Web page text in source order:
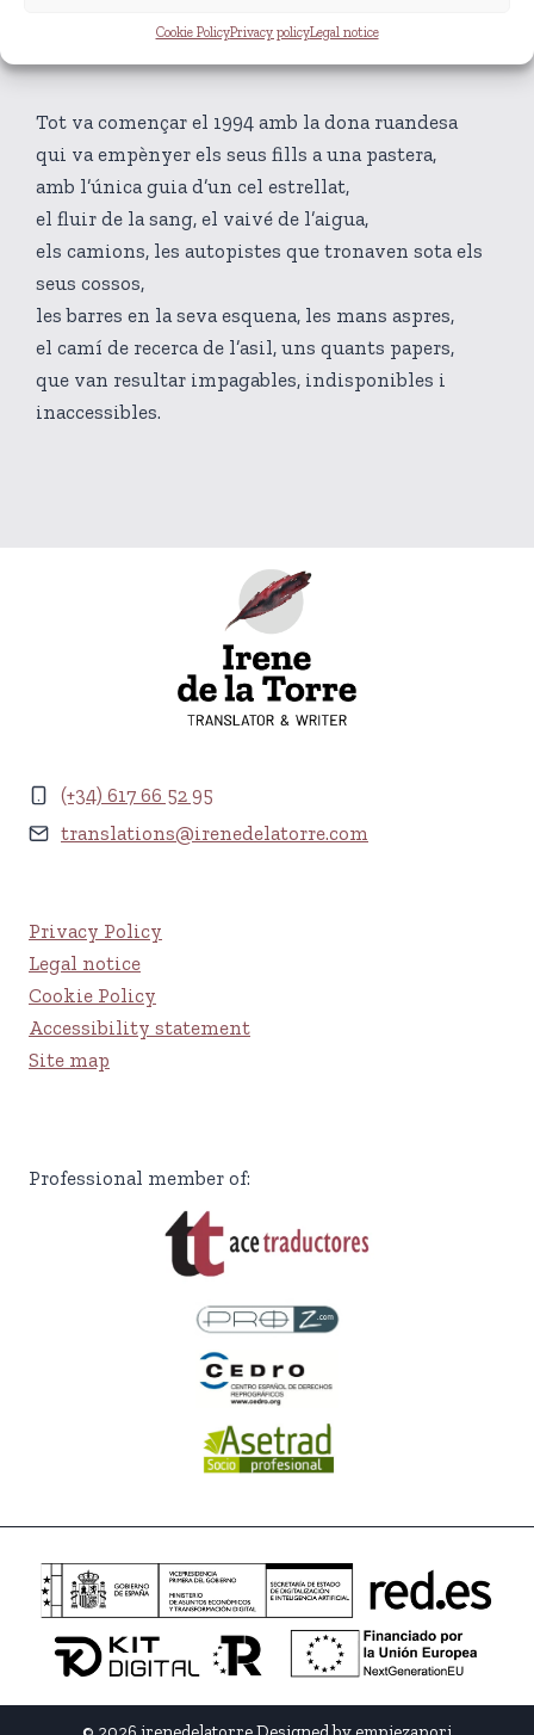
Cookie PolicyPrivacy policyLegal notice
Tot va començar el 1994 amb la dona ruandesa
qui va empènyer els seus fills a una pastera,
amb l’única guia d’un cel estrellat,
el fluir de la sang, el vaivé de l’aigua,
els camions, les autopistes que tronaven sota els
seus cossos,
les barres en la seva esquena, les mans aspres,
el camí de recerca de l’asil, uns quants papers,
que van resultar impagables, indisponibles i
inaccessibles.
(+34) 617 66 52 95
translations@irenedelatorre.com
Privacy Policy
Legal notice
Cookie Policy
Accessibility statement
Site map
Professional member of: